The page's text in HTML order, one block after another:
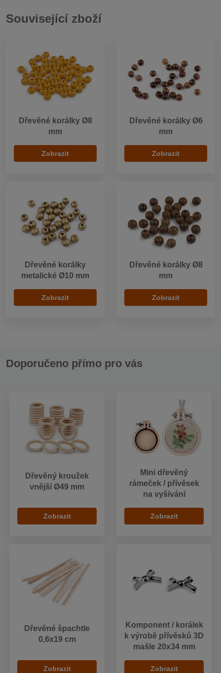
Související zboží
Dřevěné korálky Ø8
mm
Zobrazit
Dřevěné korálky Ø6
mm
Zobrazit
Dřevěné korálky
metalické Ø10 mm
Zobrazit
Dřevěné korálky Ø8
mm
Zobrazit
Doporučeno přímo pro vás
Dřevěný kroužek
vnější Ø49 mm
Zobrazit
Mini dřevěný
rámeček / přívěsek
na vyšívání
Zobrazit
Dřevěné špachtle
0,6x19 cm
Zobrazit
Komponent / korálek
k výrobě přívěsků 3D
mašle 20x34 mm
Zobrazit